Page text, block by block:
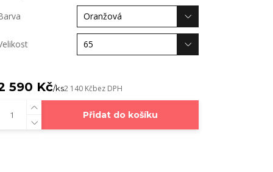
590 Kč/ks2 140 Kčbez DPH
Přidat do košíku